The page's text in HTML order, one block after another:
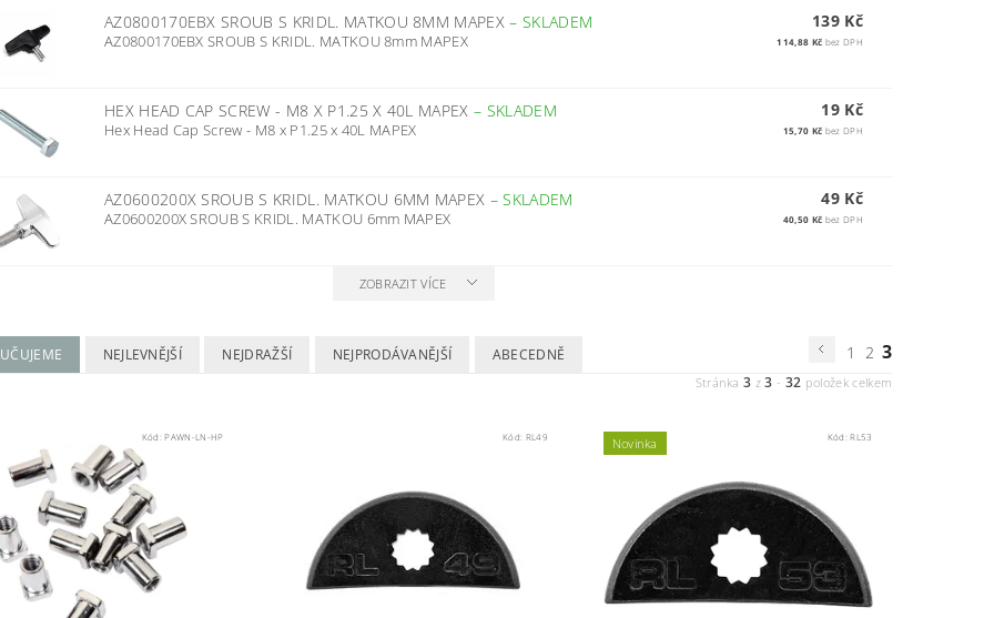
AZ0800170EBX SROUB S KRIDL. MATKOU 8MM MAPEX– SKLADEM
AZ0800170EBX SROUB S KRIDL. MATKOU 8mm MAPEX
139 Kč
114,88 Kč bez DPH
HEX HEAD CAP SCREW - M8 X P1.25 X 40L MAPEX– SKLADEM
Hex Head Cap Screw - M8 x P1.25 x 40L MAPEX
19 Kč
15,70 Kč bez DPH
AZ0600200X SROUB S KRIDL. MATKOU 6MM MAPEX –SKLADEM
AZ0600200X SROUB S KRIDL. MATKOU 6mm MAPEX
49 Kč
40,50 Kč bez DPH
ZOBRAZIT VÍCE
NEJLEVNĚJŠÍ NEJDRAŽŠÍ NEJPRODÁVANĚJŠÍ ABECEDNĚ 1 2 3
Stránka3 z3 - 32 položek celkem
Kód:PAWN-LN-HP Kód: RL49 Novinka Kód:RL53